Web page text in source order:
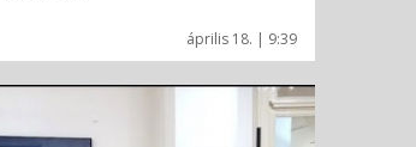
április 18. | 9:39